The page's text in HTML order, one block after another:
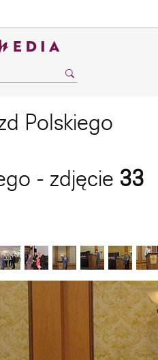
Polskiego
- zdjęcie 33